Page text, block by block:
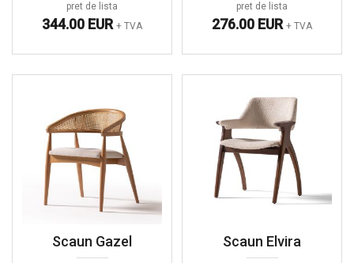
pret de lista
344.00 EUR + TVA
pret de lista
276.00 EUR + TVA
Scaun Gazel Scaun Elvira